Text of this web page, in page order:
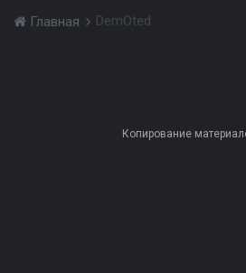
Главная DemOted
Копирование